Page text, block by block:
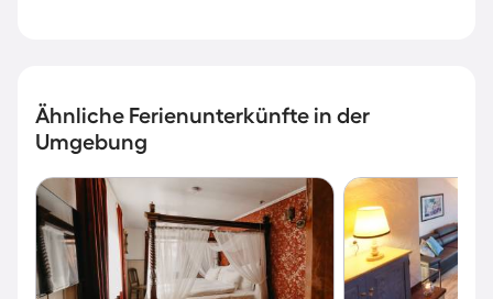
Ähnliche Ferienunterkünfte in der
Umgebung